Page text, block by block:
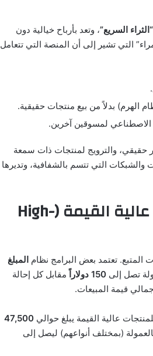
“الثراء السريع”، وتعد بأرباح خيالية دون
التي تشير إلى أن المنصة التي تتعامل
الهرم) بدلاً من بيع منتجات حقيقية.
لمسوقين آخرين.
حقيقي، والترويج لمنتجات ذات سمعة
والشبكات التي تتسم بالشفافية، وتديرها
كم يربح المسوقون بالعمولة للمنتجات عالية القيمة (High-
المتبع. تعتمد بعض البرامج نظام المبلغ
تصل إلى 150 دولاراً
مقابل كل إحالة
قيمة المبيعات.
عالية القيمة يبلغ حوالي 47,500
(بمختلف أنواعهم) ليصل إلى